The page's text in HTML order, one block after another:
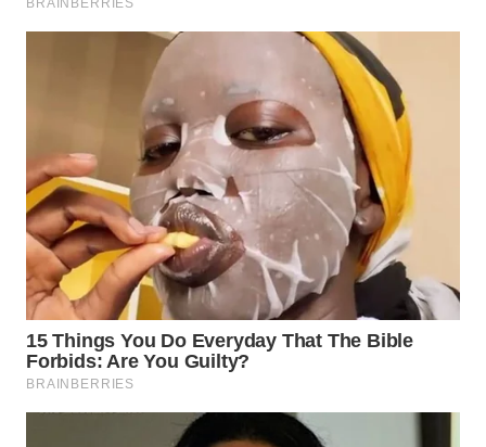
KARO
WN
SIMALUNGUN
WN
LABUHANBATU
WN
TAPANULI
TENGAH